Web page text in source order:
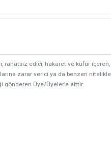
rahatsız edici, hakaret ve küfür içeren,
zarar verici ya da benzeri
gönderen Üye/Üyeler’e aittir.